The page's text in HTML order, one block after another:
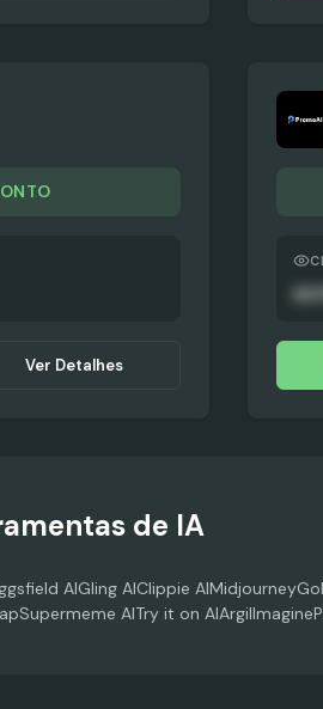
Ver Detalhes
de IA
AIGling AIClippie AIMidjourney
Supermeme AITry it on AIArgil